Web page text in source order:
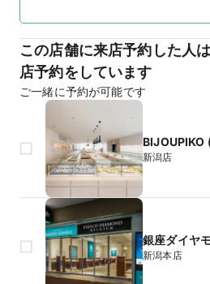
この店舗に来店予約した人
店予約をしています
ご一緒に予約が可能です
BIJOUPIKO
新潟店
銀座ダイヤ
新潟本店